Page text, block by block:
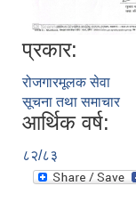
प्रकार:
रोजगारमूलक सेवा
सूचना तथा समाचार
आर्थिक वर्ष:
८२/८३